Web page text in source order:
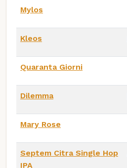
Mylos
Kleos
Quaranta Giorni
Dilemma
Mary Rose
Septem Citra Single Hop
IPA